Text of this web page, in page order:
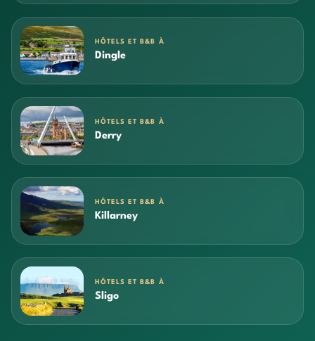
HÔTELS ET B&B À
Dingle
HÔTELS ET B&B À
Derry
HÔTELS ET B&B À
Killarney
HÔTELS ET B&B À
Sligo